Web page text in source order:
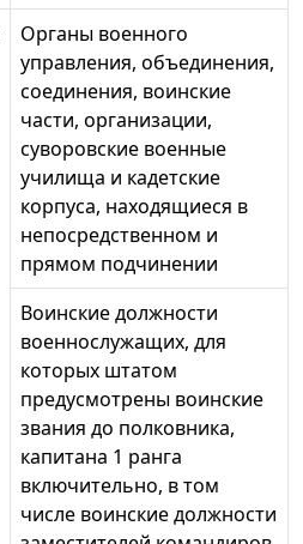
Органы военного
управления, объединения,
соединения, воинские
части, организации,
суворовские военные
училища и кадетские
корпуса, находящиеся в
непосредственном и
прямом подчинении
Воинские должности
военнослужащих, для
которых штатом
предусмотрены воинские
звания до полковника,
капитана 1 ранга
включительно, в том
числе воинские должности